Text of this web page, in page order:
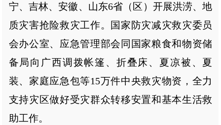
宁、吉林、安徽、山东6省（区）开展洪涝、地
质灾害抢险救灾工作。国家防灾减灾救灾委员
会办公室、应急管理部会同国家粮食和物资储
备局向广西调拨帐篷、折叠床、夏凉被、夏
装、家庭应急包等15万件中央救灾物资，全力
支持灾区做好受灾群众转移安置和基本生活救
助工作。